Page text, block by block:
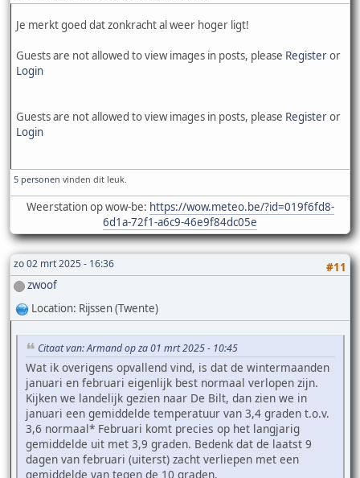
Je merkt goed dat zonkracht al weer hoger ligt!
Guests are not allowed to view images in posts, please Registeror
Login
Guests are not allowed to view images in posts, please Registeror
Login
5 personen vinden dit leuk.
Weerstation op wow-be: https://wow.meteo.be/?id=019f6fd8-
6d1a-72f1-a6c9-46e9f84dc05e
zo 02 mrt 2025 - 16:36
#11
zwoof
Location: Rijssen (Twente)
Citaat van: Armand op za 01 mrt 2025 - 10:45
Wat ik overigens opvallend vind, is dat de wintermaanden
januari en februari eigenlijk best normaal verlopen zijn.
Kijken we landelijk gezien naar De Bilt, dan zien we in
januari een gemiddelde temperatuur van 3,4 graden t.o.v.
3,6 normaal* Februari komt precies op het langjarig
gemiddelde uit met 3,9 graden. Bedenk dat de laatst 9
dagen van februari (uiterst) zacht verliepen met een
gemiddelde van tegen de 10 graden.